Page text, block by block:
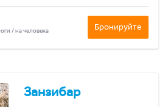
/ на человека Бронируйте
Занзибар